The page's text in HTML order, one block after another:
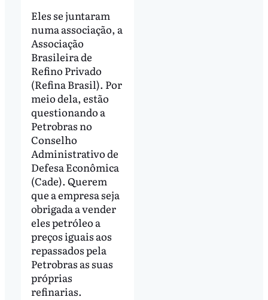
Eles se juntaram
numa associação, a
Associação
Brasileira de
Refino Privado
(Refina Brasil). Por
meio dela, estão
questionando a
Petrobras no
Conselho
Administrativo de
Defesa Econômica
(Cade). Querem
que a empresa seja
obrigada a vender
eles petróleo a
preços iguais aos
repassados pela
Petrobras as suas
próprias
refinarias.